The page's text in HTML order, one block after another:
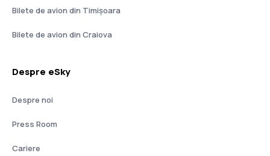
Bilete de avion din Timișoara
Bilete de avion din Craiova
Despre eSky
Despre noi
Press Room
Cariere